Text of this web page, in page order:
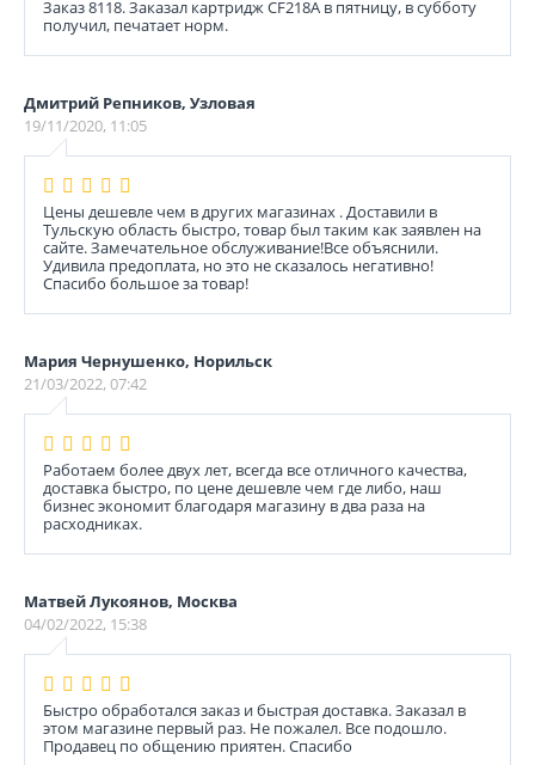
Заказ 8118. Заказал картридж CF218A в пятницу, в субботу
получил, печатает норм.
Дмитрий Репников, Узловая
19/11/2020, 11:05
Цены дешевле чем в других магазинах . Доставили в
Тульскую область быстро, товар был таким как заявлен на
сайте. Замечательное обслуживание!Все объяснили.
Удивила предоплата, но это не сказалось негативно!
Спасибо большое за товар!
Мария Чернушенко, Норильск
21/03/2022, 07:42
Работаем более двух лет, всегда все отличного качества,
доставка быстро, по цене дешевле чем где либо, наш
бизнес экономит благодаря магазину в два раза на
расходниках.
Матвей Лукоянов, Москва
04/02/2022, 15:38
Быстро обработался заказ и быстрая доставка. Заказал в
этом магазине первый раз. Не пожалел. Все подошло.
Продавец по общению приятен. Спасибо